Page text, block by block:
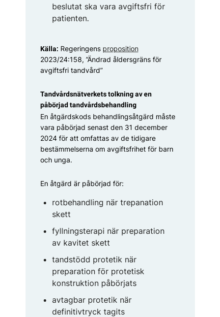
beslutat ska vara avgiftsfri för
patienten.
Källa: Regeringens proposition
2023/24:158, ”Ändrad åldersgräns för
avgiftsfri tandvård”
Tandvårdsnätverkets tolkning av en
påbörjad tandvårdsbehandling
En åtgärdskods behandlings­åtgärd måste
vara påbörjad ­senast den 31 december
2024 för att omfattas av de tidigare
bestämmelserna om avgiftsfrihet för barn
och unga.
En åtgärd är påbörjad för:
rotbehandling när trepanation
skett
fyllningsterapi när preparation
av kavitet skett
tandstödd protetik när
preparation för protetisk
konstruktion påbörjats
avtagbar protetik när
definitivtryck tagits